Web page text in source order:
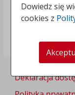
NIP: 8883031255
TERYT: 0464011
Deklaracja
Dowiedz się
cookies z